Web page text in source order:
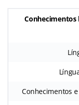
Conhecimentos
Conhecimentos